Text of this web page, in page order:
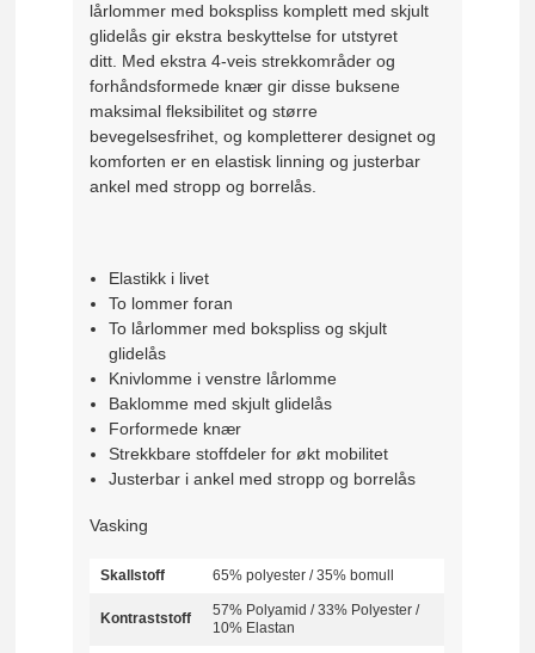
lårlommer med bokspliss komplett med skjult
glidelås gir ekstra beskyttelse for utstyret
ditt. Med ekstra 4-veis strekkområder og
forhåndsformede knær gir disse buksene
maksimal fleksibilitet og større
bevegelsesfrihet, og kompletterer designet og
komforten er en elastisk linning og justerbar
ankel med stropp og borrelås.
Elastikk i livet
To lommer foran
To lårlommer med bokspliss og skjult
glidelås
Knivlomme i venstre lårlomme
Baklomme med skjult glidelås
Forformede knær
Strekkbare stoffdeler for økt mobilitet
Justerbar i ankel med stropp og borrelås
Vasking
Skallstoff 65% polyester / 35% bomull
Kontraststoff
57% Polyamid / 33% Polyester /
10% Elastan